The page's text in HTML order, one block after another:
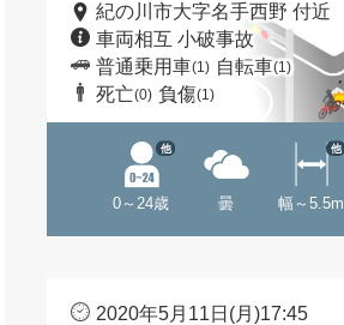
紀の川市大字名手西野 付近
車両相互 小破事故
普通乗用車(1) 自転車(1)
死亡(0) 負傷(1)
0～24歳
他
曇 幅～5.5m
他
2020年5月11日(月)17:45